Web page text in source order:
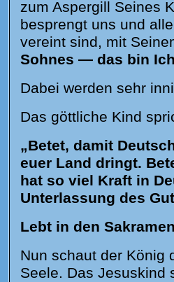
zum Aspergill Seines
besprengt uns und
vereint sind, mit
Sohnes — das bin
Dabei werden sehr
Das göttliche Kind
„Betet, damit
euer Land dringt.
hat so viel Kraft in
Unterlassung des
Lebt in den
Nun schaut der König
Seele. Das Jesuskind